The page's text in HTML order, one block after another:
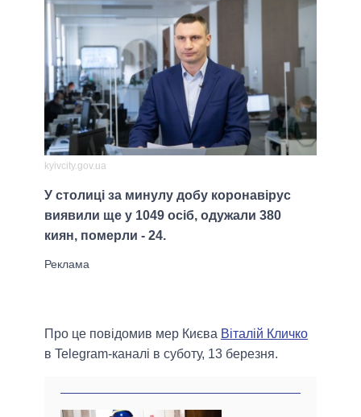
ВСІ ПЕРСОНИ
kyivcity.gov.ua
У столиці за минулу добу коронавірус
виявили ще у 1049 осіб, одужали 380
киян, померли - 24.
Про це повідомив мер Києва Віталій Кличко
в Telegram-каналі в суботу, 13 березня.